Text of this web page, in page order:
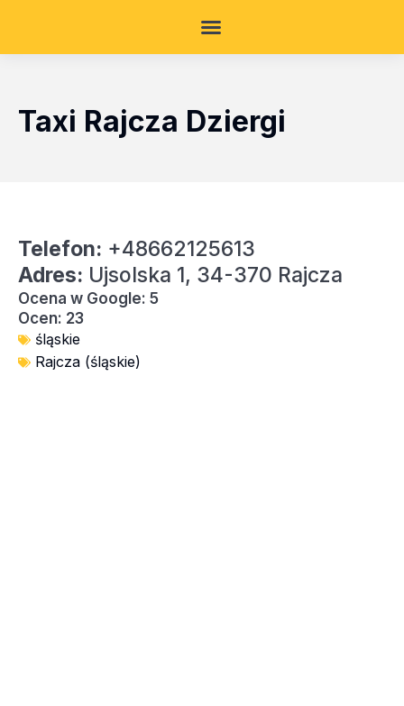
Taxi Rajcza Dziergi
Telefon: +48662125613
Adres: Ujsolska 1, 34-370 Rajcza
Ocena w Google: 5
Ocen: 23
śląskie
Rajcza (śląskie)